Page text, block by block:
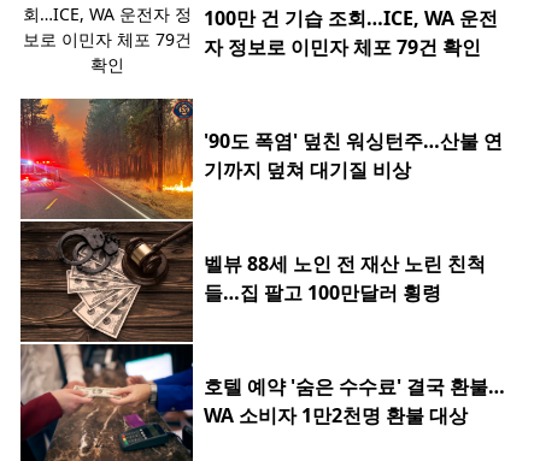
100만 건 기습 조회…ICE, WA 운전
자 정보로 이민자 체포 79건 확인
'90도 폭염' 덮친 워싱턴주…산불 연
기까지 덮쳐 대기질 비상
벨뷰 88세 노인 전 재산 노린 친척
들…집 팔고 100만달러 횡령
호텔 예약 '숨은 수수료' 결국 환불…
WA 소비자 1만2천명 환불 대상